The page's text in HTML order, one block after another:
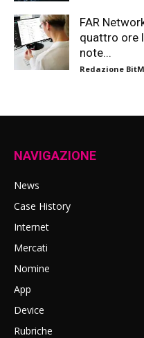
FAR
quattro ore
note...
Redazione
NAVIGAZIONE
News
Case History
Internet
Mercati
Nomine
App
Device
Rubriche